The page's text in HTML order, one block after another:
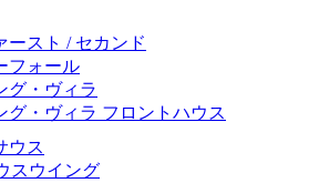
ースト / セカンド
フォール
グ・ヴィラ
グ・ヴィラ フロントハウス
ウス
スウイング